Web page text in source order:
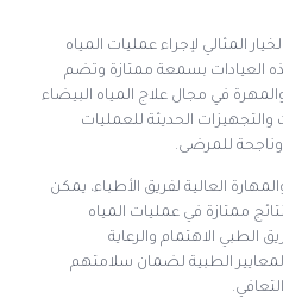
المثالي لإجراء عمليات المياه
العيادات بسمعة ممتازة وتضم
في مجال علاج المياه البيضاء
والتجهيزات الحديثة للعمليات
وناجحة للمرضى.
العالية لفريق الأطباء، يمكن
ممتازة في عمليات المياه
الطبي الاهتمام والرعاية
الطبية لضمان سلامتهم